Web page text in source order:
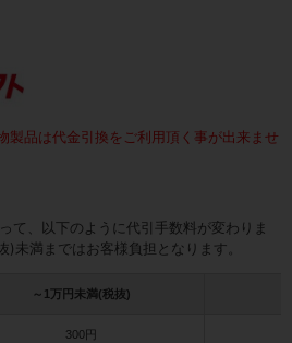
製品は代金引換をご利用頂く事が出来ませ
て、以下のように代引手数料が変わりま
未満まではお客様負担となります。
～1万円未満(税抜)
300円